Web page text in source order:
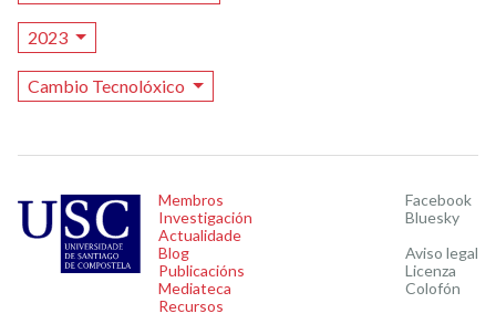
2023
Cambio Tecnolóxico
Membros
Investigación
Actualidade
Blog
Publicacións
Mediateca
Recursos
Facebook
Bluesky
Aviso legal
Licenza
Colofón